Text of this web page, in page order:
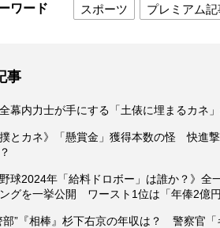
ワード スポーツ プレミアム記
事
全幕内力士が手にする「土俵に埋まるカ
撲とカネ》「懸賞金」獲得本数の怪 快進
野球2024年「給料ドロボー」は誰か？》全
グを一挙公開 ワースト1位は「年俸2億円
部”『相棒』杉下右京の年収は？ 警察官